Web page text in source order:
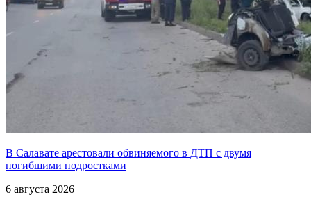
В Салавате арестовали обвиняемого в ДТП с двумя
погибшими подростками
6 августа 2026